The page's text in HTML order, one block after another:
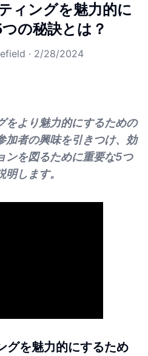
ィングを魅力的に
の秘訣とは？
· 2/28/2024
をより魅力的にするための
加者の興味を引きつけ、効
ンを図るために重要な5つ
します。
グを魅力的にするため